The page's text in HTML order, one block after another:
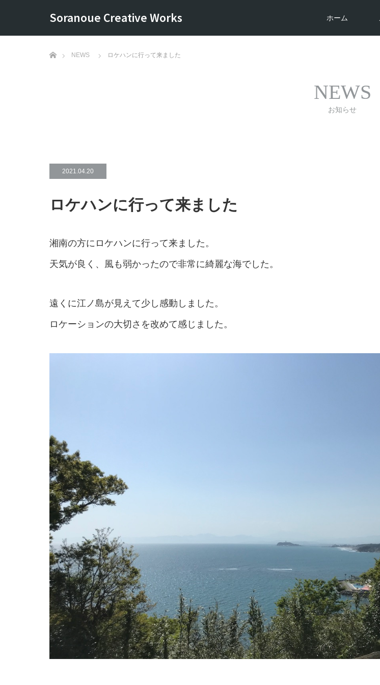
Soranoue Creative Works ホーム
NEWS ロケハンに行って来ました
NEWS
お知らせ
2021.04.20
ロケハンに行って来ました
湘南の方にロケハンに行って来ました。
天気が良く、風も弱かったので非常に綺麗な海でした。
遠くに江ノ島が見えて少し感動しました。
ロケーションの大切さを改めて感じました。